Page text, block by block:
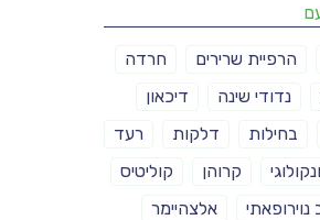
הרפיית שרירים
חרדה
נדודי שינה
דיכאון
בחילות דלקות
רעד
קרוהן
קוליטיס
נוירופאתי
אלצהיימר